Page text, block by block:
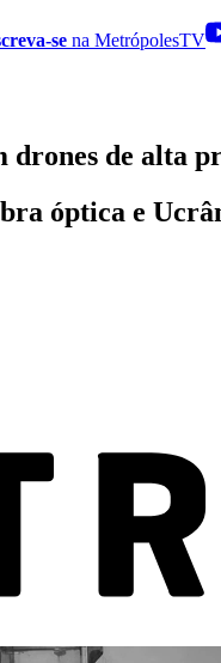
se na MetrópolesTV
de alta
óptica e